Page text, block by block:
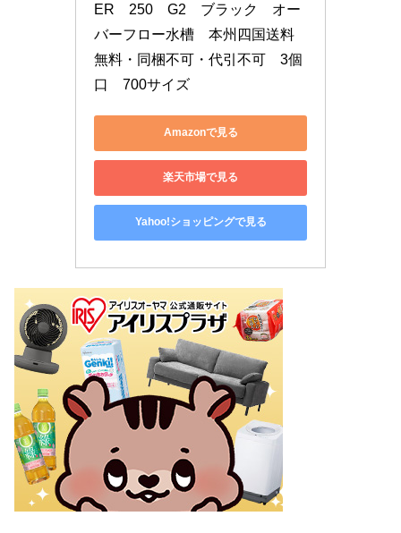
ER　250　G2　ブラック　オー
バーフロー水槽　本州四国送料
無料・同梱不可・代引不可　3個
口　700サイズ
Amazonで見る
楽天市場で見る
Yahoo!ショッピングで見る